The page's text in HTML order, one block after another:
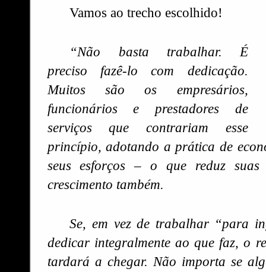
Vamos ao trecho escolhido!
“Não basta trabalhar. É
preciso fazê-lo com dedicação.
Muitos são os empresários,
funcionários e prestadores de
serviços que contrariam esse
princípio, adotando a prática de
seus esforços – o que reduz suas
crescimento também.
Se, em vez de trabalhar “para
dedicar integralmente ao que faz, o
tardará a chegar. Não importa se